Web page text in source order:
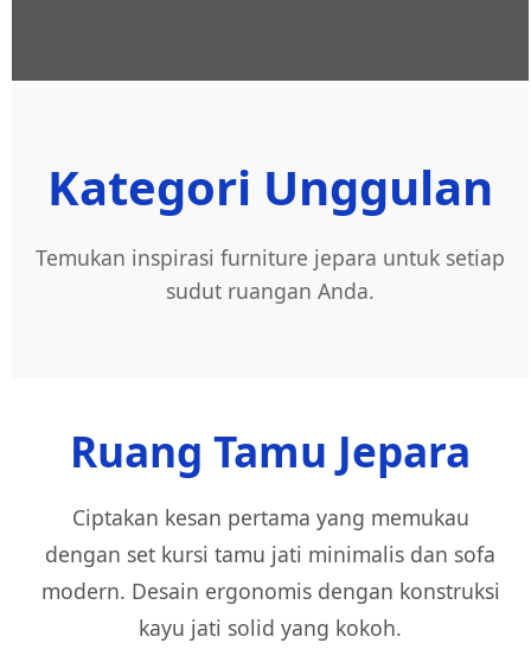
Kategori Unggulan
Temukan inspirasi furniture jepara untuk setiap
sudut ruangan Anda.
Ruang Tamu Jepara
Ciptakan kesan pertama yang memukau
dengan set kursi tamu jati minimalis dan sofa
modern. Desain ergonomis dengan konstruksi
kayu jati solid yang kokoh.